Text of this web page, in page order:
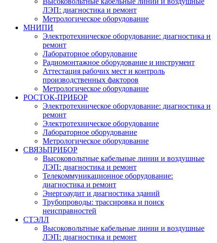
ЛЭП: диагностика и ремонт
Метрологическое оборудование
МНИПИ
Электротехническое оборудование: диагностика и
ремонт
Лабораторное оборудование
Радиомонтажное оборудование и инструмент
Аттестация рабочих мест и контроль
производственных факторов
Метрологическое оборудование
РОСТОК-ПРИБОР
Электротехническое оборудование: диагностика и
ремонт
Электротехническое оборудование
Лабораторное оборудование
Метрологическое оборудование
СВЯЗЬПРИБОР
Высоковольтные кабельные линии и воздушные
ЛЭП: диагностика и ремонт
Телекоммуникационное оборудование:
диагностика и ремонт
Энергоаудит и диагностика зданий
Трубопроводы: трассировка и поиск
неисправностей
СТЭЛЛ
Высоковольтные кабельные линии и воздушные
ЛЭП: диагностика и ремонт